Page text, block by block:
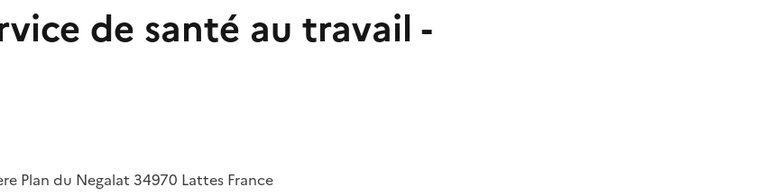
de santé au travail -
Plan du Negalat 34970 Lattes France